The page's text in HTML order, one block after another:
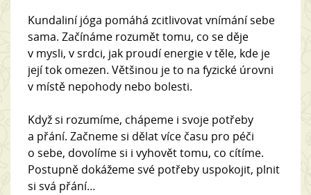
Kundaliní jóga pomáhá zcitlivovat vnímání sebe
sama. Začínáme rozumět tomu, co se děje
v mysli, v srdci, jak proudí energie v těle, kde je
její tok omezen. Většinou je to na fyzické úrovni
v místě nepohody nebo bolesti.
Když si rozumíme, chápeme i svoje potřeby
a přání. Začneme si dělat více času pro péči
o sebe, dovolíme si i vyhovět tomu, co cítíme.
Postupně dokážeme své potřeby uspokojit, plnit
si svá přání…